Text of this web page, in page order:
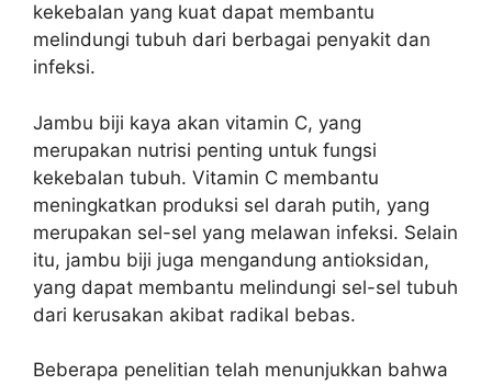
kekebalan yang kuat dapat membantu
melindungi tubuh dari berbagai penyakit dan
infeksi.
Jambu biji kaya akan vitamin C, yang
merupakan nutrisi penting untuk fungsi
kekebalan tubuh. Vitamin C membantu
meningkatkan produksi sel darah putih, yang
merupakan sel-sel yang melawan infeksi. Selain
itu, jambu biji juga mengandung antioksidan,
yang dapat membantu melindungi sel-sel tubuh
dari kerusakan akibat radikal bebas.
Beberapa penelitian telah menunjukkan bahwa